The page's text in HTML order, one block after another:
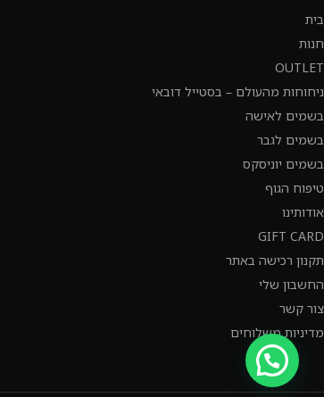
בית
חנות
OUTLET
ניחוחות מהעולם – בסטייל דובאי
בשמים לאישה
בשמים לגבר
בשמים יוניסקס
טיפוח הגוף
אודותינו
GIFT CARD
תקנון רכישה באתר
החשבון שלי
צור קשר
מדיניות משלוחים